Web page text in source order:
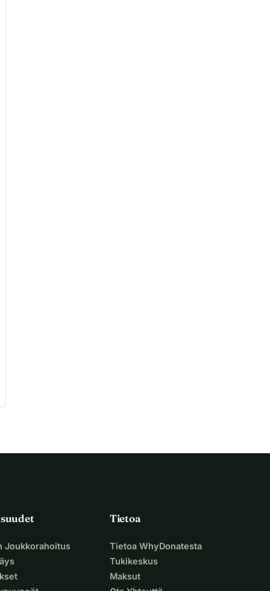
Joukkorahoitus
Tietoa
Tietoa WhyDonatesta
Tukikeskus
Maksut